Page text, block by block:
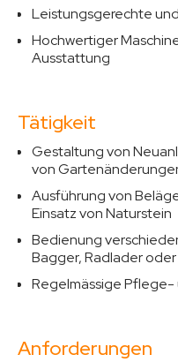
Leistungsgerechte
Hochwertiger
Ausstattung
Tätigkeit
Gestaltung von
von
Ausführung von
Einsatz von Naturstein
Bedienung
Bagger, Radlader
Regelmässige
Anforderungen